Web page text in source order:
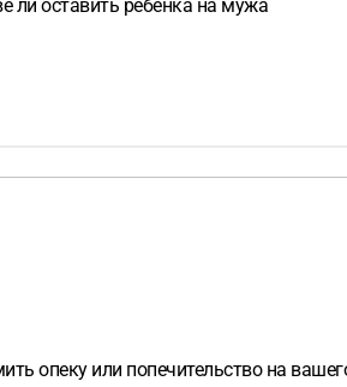
ли оставить ребенка на мужа
опеку или попечительство на